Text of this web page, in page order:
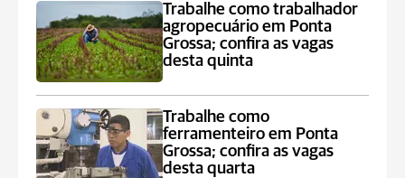
Trabalhe como trabalhador
agropecuário em Ponta
Grossa; confira as vagas
desta quinta
Trabalhe como
ferramenteiro em Ponta
Grossa; confira as vagas
desta quarta